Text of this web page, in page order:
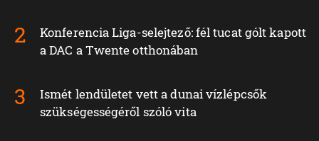
Konferencia Liga-selejtező: fél tucat gólt kapott
a DAC a Twente otthonában
Ismét lendületet vett a dunai vízlépcsők
szükségességéről szóló vita